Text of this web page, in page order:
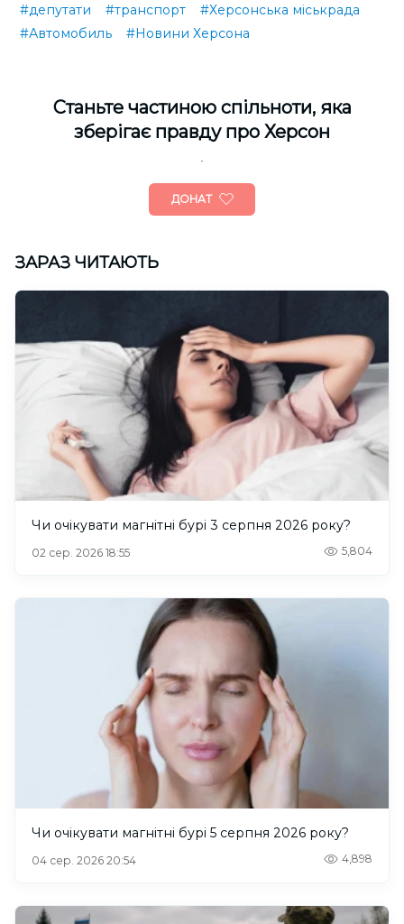
#депутати #транспорт
#Херсонська міськрада
#Автомобиль
#Новини Херсона
Cтаньте частиною спільноти, яка
зберігає правду про Херсон
ДОНАТ
ЗАРАЗ ЧИТАЮТЬ
Чи очікувати магнітні бурі 3 серпня 2026 року?
02 сер. 2026 18:55 5,804
Чи очікувати магнітні бурі 5 серпня 2026 року?
04 сер. 2026 20:54 4,898